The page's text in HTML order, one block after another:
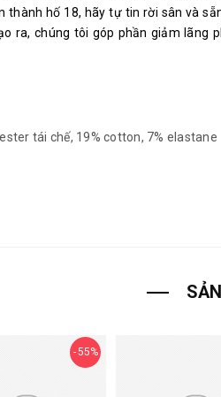
thành hố 18, hãy tự tin rời sân và
ra, chúng tôi góp phần giảm
tái chế, 19% cotton, 7% elastane
55%